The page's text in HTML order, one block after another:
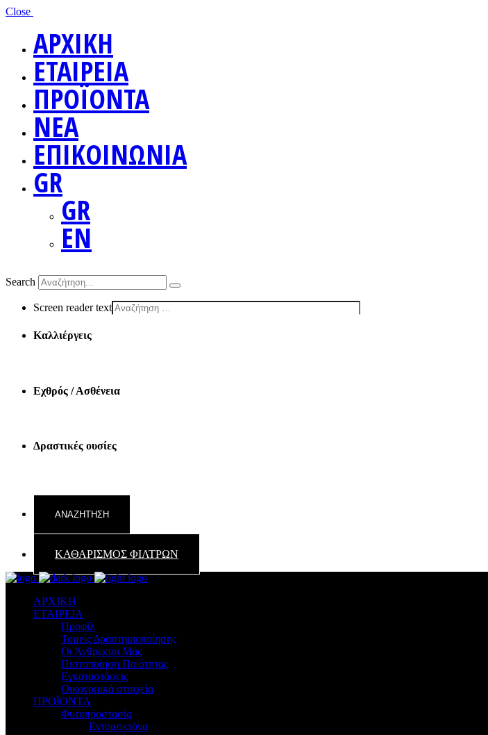
Close
ΑΡΧΙΚΗ
ΕΤΑΙΡΕΙΑ
ΠΡΟΪΟΝΤΑ
ΝΕΑ
ΕΠΙΚΟΙΝΩΝΙΑ
GR
GR
EN
Search
Screen reader text
Καλλιέργεις
Εχθρός / Ασθένεια
Δραστικές ουσίες
ΚΑΘΑΡΙΣΜΟΣ ΦΙΛΤΡΩΝ
ΑΡΧΙΚΗ
ΕΤΑΙΡΕΙΑ
Προφίλ
Τομείς Δραστηριοποίησης
Οι Άνθρωποι Μας
Πιστοποίηση Ποιότητας
Εγκαταστάσεις
Οικονομικά στοιχεία
ΠΡΟΪΟΝΤΑ
Φυτοπροστασία
Εντομοκτόνα